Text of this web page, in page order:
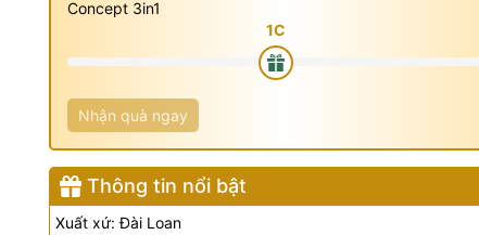
Concept 3in1
Nhận quà ngay
Thông tin nổi bật
Xuất xứ: Đài Loan